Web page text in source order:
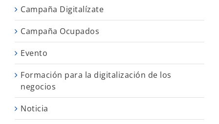
Campaña Digitalízate
Campaña Ocupados
Evento
Formación para la digitalización de los
negocios
Noticia